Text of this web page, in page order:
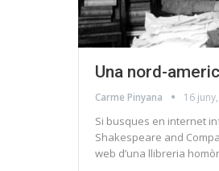
Una nord-
Carme Pinyana 16
Si busques en internet
Shakespeare and
web d’una llibreria